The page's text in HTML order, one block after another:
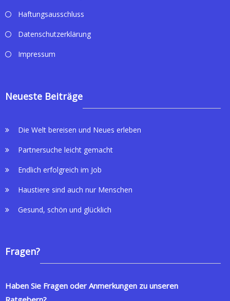
Haftungsausschluss
Datenschutzerklärung
Impressum
Neueste Beiträge
Die Welt bereisen und Neues erleben
Partnersuche leicht gemacht
Endlich erfolgreich im Job
Haustiere sind auch nur Menschen
Gesund, schön und glücklich
Fragen?
Haben Sie Fragen oder Anmerkungen zu unseren